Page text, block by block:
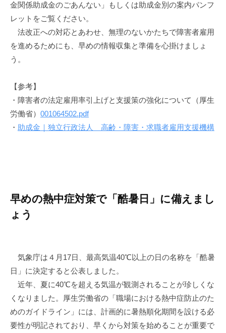
金関係助成金のごあんない」もしくは助成金別の案内パンフ
レットをご覧ください。
法改正への対応とあわせ、無理のないかたちで障害者雇用
を進めるためにも、早めの情報収集と準備を心掛けましょ
う。
【参考】
・障害者の法定雇用率引上げと支援策の強化について（厚生
労働省） 001064502.pdf
・ 助成金｜独立行政法人 高齢・障害・求職者雇用支援機構
早めの熱中症対策で「酷暑日」に備えまし
ょう
気象庁は４月17日、最高気温40℃以上の日の名称を「酷暑
日」に決定すると公表しました。
近年、夏に40℃を超える気温が観測されることが珍しくな
くなりました。厚生労働省の「職場における熱中症防止のた
めのガイドライン」には、計画的に暑熱順化期間を設ける必
要性が明記されており、早くから対策を始めることが重要で